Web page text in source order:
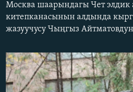
ДАНИСТЕ
ЭЖЕ-СИҢДИЛЕР
ЫҢГАЙСЫЗ СУРООЛОР
Русский
ОНЛАЙН ШЕРИНЕ
Москва шаарындагы Чет элдик
китепканасынын алдында
жазуучусу Чыңгыз